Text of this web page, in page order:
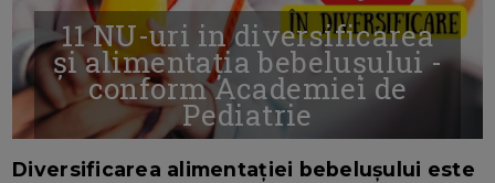
11 NU-uri in diversificarea
și alimentația bebelușului -
conform Academiei de
Pediatrie
Diversificarea alimentației bebelușului este